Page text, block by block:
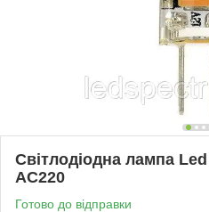
Світлодіодна лампа
AC220
Готово до відправки